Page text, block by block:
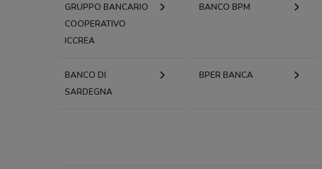
GRUPPO BANCARIO
COOPERATIVO
ICCREA
BANCO BPM
BANCO DI
SARDEGNA
BPER BANCA